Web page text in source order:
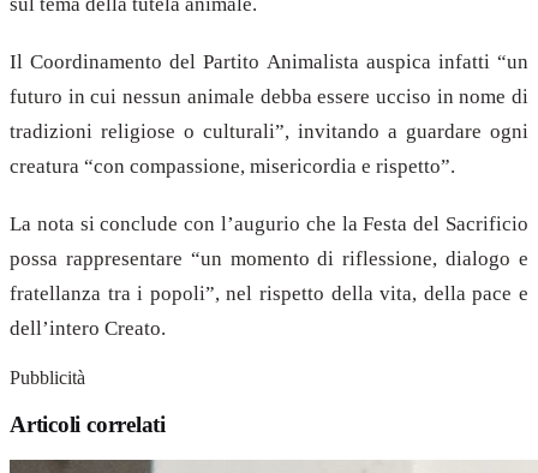
sul tema della tutela animale.
Il Coordinamento del Partito Animalista auspica infatti “un
futuro in cui nessun animale debba essere ucciso in nome di
tradizioni religiose o culturali”, invitando a guardare ogni
creatura “con compassione, misericordia e rispetto”.
La nota si conclude con l’augurio che la Festa del Sacrificio
possa rappresentare “un momento di riflessione, dialogo e
fratellanza tra i popoli”, nel rispetto della vita, della pace e
dell’intero Creato.
Pubblicità
Articoli correlati